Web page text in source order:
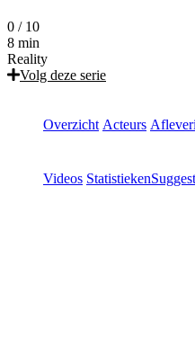
0 / 10
8 min
Reality
Volg deze serie
Overzicht Acteurs
Videos Statistieken